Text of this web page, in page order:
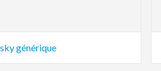
générique